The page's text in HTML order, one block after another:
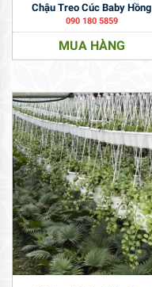
Chậu Treo Cúc Baby Hồng
090 180 5859
MUA HÀNG